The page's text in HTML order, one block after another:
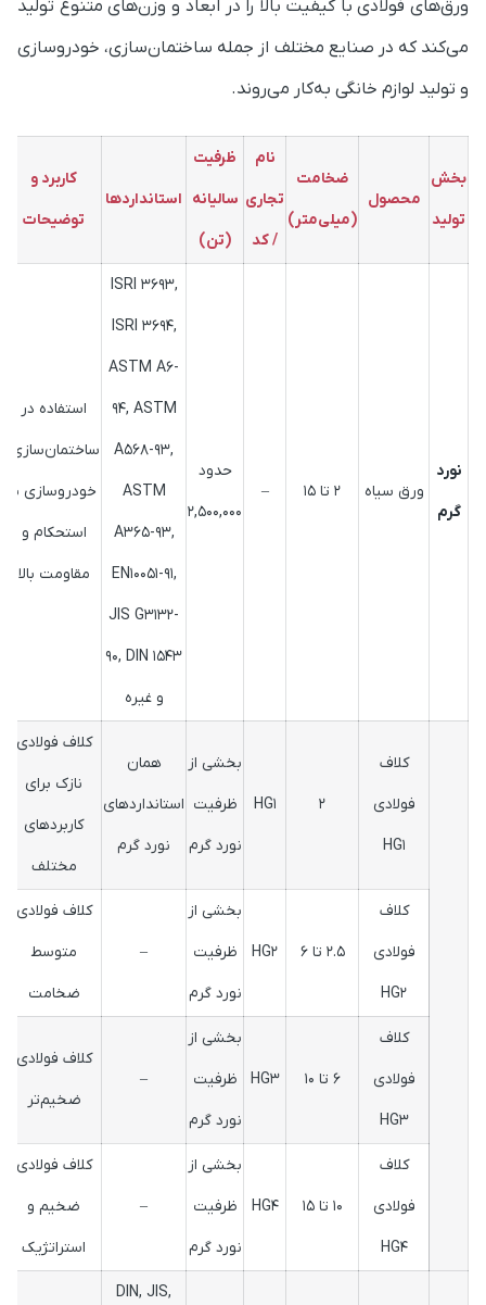
ورق‌های فولادی با کیفیت بالا را در ابعاد و وزن‌های متنوع تولید
می‌کند که در صنایع مختلف از جمله ساختمان‌سازی، خودروسازی
و تولید لوازم خانگی به‌کار می‌روند.
بخش
تولید
محصول
ضخامت
(میلی‌متر)
نام
تجاری
/ کد
ظرفیت
سالیانه
(تن)
استانداردها
کاربرد و
توضیحات
نورد
گرم
ورق سیاه 2 تا 15 –
حدود
2,500,000
ISRI 3693,
ISRI 3694,
ASTM A6-
94, ASTM
A568-93,
ASTM
A365-93,
EN10051-91,
JIS G3132-
90, DIN 1543
و غیره
استفاده در
ساختمان‌سازی،
خودروسازی با
استحکام و
مقاومت بالا
کلاف
فولادی
HG1
2
HG1
بخشی از
ظرفیت
نورد گرم
همان
استانداردهای
نورد گرم
کلاف فولادی
نازک برای
کاربردهای
مختلف
کلاف
فولادی
HG2
2.5 تا 6 HG2
بخشی از
ظرفیت
نورد گرم
–
کلاف فولادی
متوسط
ضخامت
کلاف
فولادی
HG3
6 تا 10 HG3
بخشی از
ظرفیت
نورد گرم
–
کلاف فولادی
ضخیم‌تر
کلاف
فولادی
HG4
10 تا 15 HG4
بخشی از
ظرفیت
نورد گرم
–
کلاف فولادی
ضخیم و
استراتژیک
DIN, JIS,